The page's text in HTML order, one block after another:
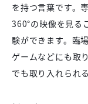
を持つ言葉です。
360°の映像を見る
験ができます。臨
ゲームなどにも取
でも取り入れられ